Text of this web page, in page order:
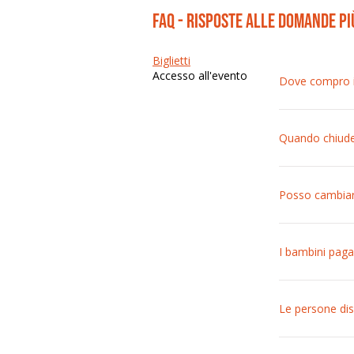
FAQ - risposte alle domande
Biglietti
Accesso all'evento
Dove compro
Quando
sono sempre
Posso
I bambini
Le persone